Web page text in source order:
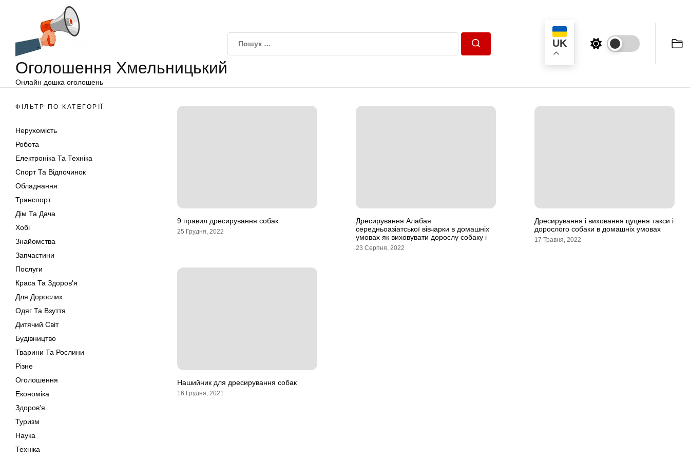
Оголошення Хмельницький
Онлайн дошка оголошень
UK
ФІЛЬТР ПО КАТЕГОРІЇ
Нерухомість
Робота
Електроніка Та Техніка
Спорт Та Відпочинок
Обладнання
Транспорт
Дім Та Дача
Хобі
Знайомства
Запчастини
Послуги
Краса Та Здоров'я
Для Дорослих
Одяг Та Взуття
Дитячий Світ
Будівництво
Тварини Та Рослини
Різне
Оголошення
Економіка
Здоров'я
Туризм
Наука
Техніка
9 правил дресирування собак
25 Грудня, 2022
Дресирування Алабая
середньоазіатської вівчарки в домашніх
умовах як виховувати дорослу собаку і
23 Серпня, 2022
Дресирування і виховання цуценя такси і
дорослого собаки в домашніх умовах
17 Травня, 2022
Нашийник для дресирування собак
16 Грудня, 2021